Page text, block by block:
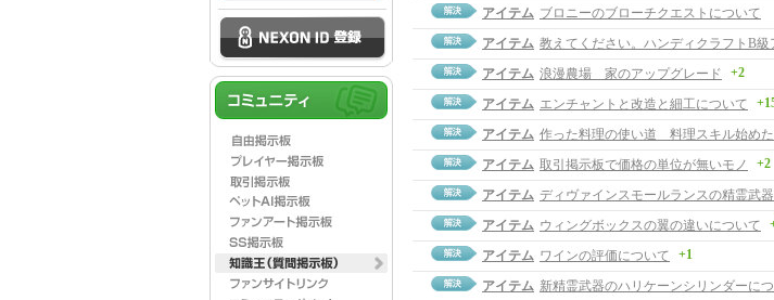
アイテム ブロニーのブローチクエストについて
アイテム 教えてください。ハンディクラフトB級
アイテム 浪漫農場 家のアップグレード +2
アイテム エンチャントと改造と細工について
アイテム 作った料理の使い道 料理スキル始め
アイテム 取引掲示板で価格の単位が無いモノ +2
アイテム ディヴァインスモールランスの精霊武
アイテム ウィングボックスの翼の違いについて
アイテム ワインの評価について +1
アイテム 新精霊武器のハリケーンシリンダーに